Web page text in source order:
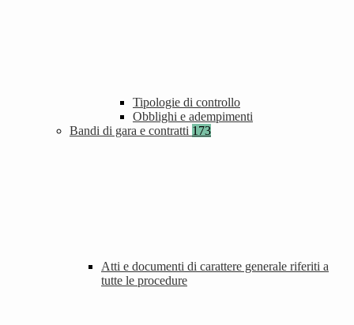
Tipologie di controllo
Obblighi e adempimenti
Bandi di gara e contratti 173
Atti e documenti di carattere generale riferiti a
tutte le procedure